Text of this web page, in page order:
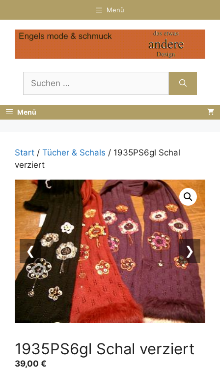
Inhalt
springen
Menü
nach:
Menü
Start / Tücher & Schals / 1935PS6gl Schal
verziert
❮ ❯
1935PS6gl Schal verziert
39,00 €